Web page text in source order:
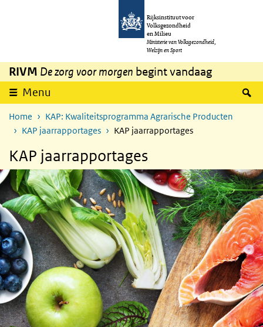
Overslaan en naar de inhoud gaan
Rijksinstituut voor
Volksgezondheid
en Milieu
Ministerie van Volksgezondheid,
Welzijn en Sport
RIVM De zorg voor morgen begint vandaag
Menu
Home
KAP: Kwaliteitsprogramma Agrarische Producten
KAP jaarrapportages
KAP jaarrapportages
KAP jaarrapportages